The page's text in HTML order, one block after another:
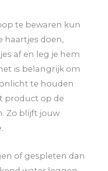
te bewaren kun
haartjes doen,
af en leg je hem
is belangrijk om
te houden
product op de
Zo blijft jouw
of gespleten dan